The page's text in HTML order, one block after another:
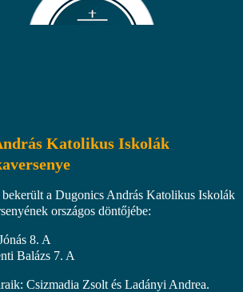
Katolikus Iskolák
a Dugonics András Katolikus Iskolák
országos döntőjébe:
8. A
Balázs 7. A
Csizmadia Zsolt és Ladányi Andrea.